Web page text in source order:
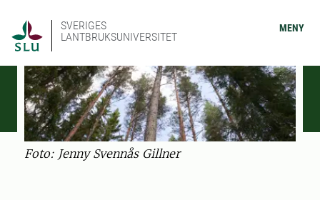
SVERIGES
LANTBRUKSUNIVERSITET
MENY
Foto: Jenny Svennås Gillner